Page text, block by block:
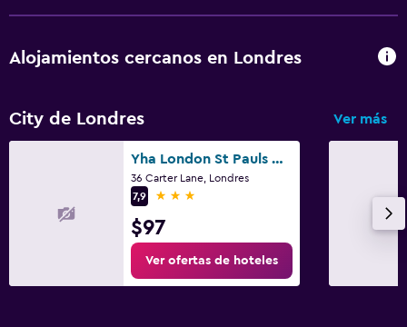
Alojamientos cercanos en Londres
City de Londres Ver más
Yha London St Pauls Hostel
36 Carter Lane, Londres
7,9
3 estrellas
$97
Ver ofertas de hoteles